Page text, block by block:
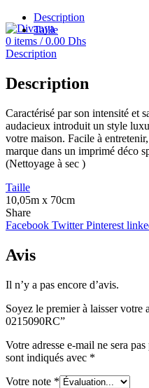
0 items / 0.00 Dhs
Description
Taille
Description
Description
Caractérisé par son intensité et
audacieux introduit un style
votre maison. Facile à
marque dans un imprimé déco
(Nettoyage à sec )
Taille
10,05m x 70cm
Share
Facebook Twitter Pinterest
Avis
Il n’y a pas encore d’avis.
Soyez le premier à laisser
0215090RC”
Votre adresse e-mail ne sera
sont indiqués avec *
Votre note *